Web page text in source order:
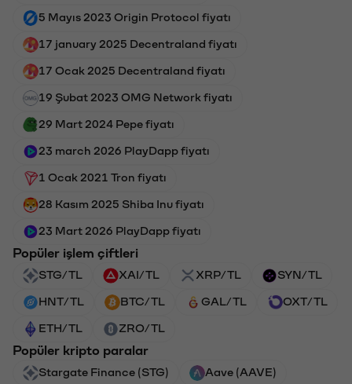
5 Mayıs 2023 Origin Protocol fiyatı
17 january 2025 Decentraland fiyatı
17 Ocak 2025 Decentraland fiyatı
19 Şubat 2023 OMG Network fiyatı
29 Mart 2024 Pepe fiyatı
23 march 2026 PlayDapp fiyatı
1 Ocak 2021 Tron fiyatı
28 Kasım 2025 Shiba Inu fiyatı
23 Mart 2026 PlayDapp fiyatı
Popüler işlem çiftleri
STG/TL XAI/TL XRP/TL SYN/TL
HNT/TL BTC/TL GAL/TL OXT/TL
ETH/TL ZRO/TL
Popüler kripto paralar
Stargate Finance (STG) Aave (AAVE)